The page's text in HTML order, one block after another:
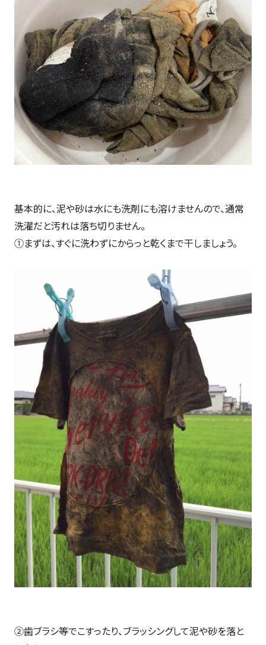
基本的に、泥や砂は水にも洗剤にも溶けませんので、通常
洗濯だと汚れは落ち切りません。
①まずは、すぐに洗わずにからっと乾くまで干しましょう。
②歯ブラシ等でこすったり、ブラッシングして泥や砂を落と